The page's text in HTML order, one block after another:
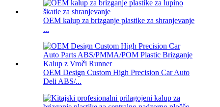
OEM kalup za brizganje plastike za shranjevanje
...
OEM Design Custom High Precision Car Auto
Deli ABS/...